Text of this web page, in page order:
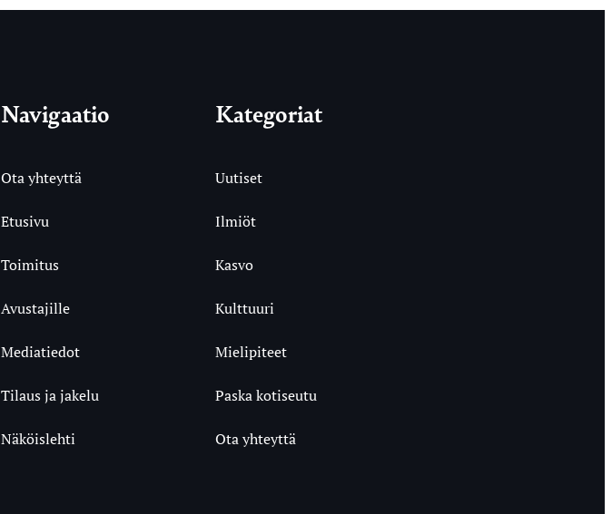
Navigaatio
Ota yhteyttä
Etusivu
Toimitus
Avustajille
Mediatiedot
Tilaus ja jakelu
Näköislehti
Kategoriat
Uutiset
Ilmiöt
Kasvo
Kulttuuri
Mielipiteet
Paska kotiseutu
Ota yhteyttä